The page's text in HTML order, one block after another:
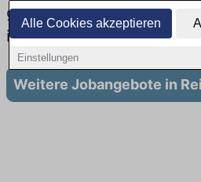
Alle Cookies akzeptieren
Einstellungen
gibt es keine
in Reitwein
Weitere Jobangebote in